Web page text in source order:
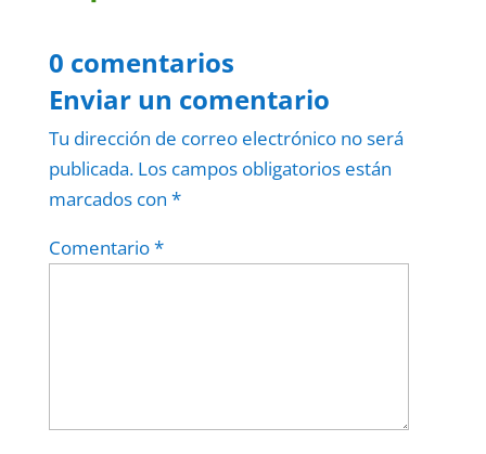
0 comentarios
Enviar un comentario
Tu dirección de correo electrónico no será
publicada. Los campos obligatorios están
marcados con *
Comentario*